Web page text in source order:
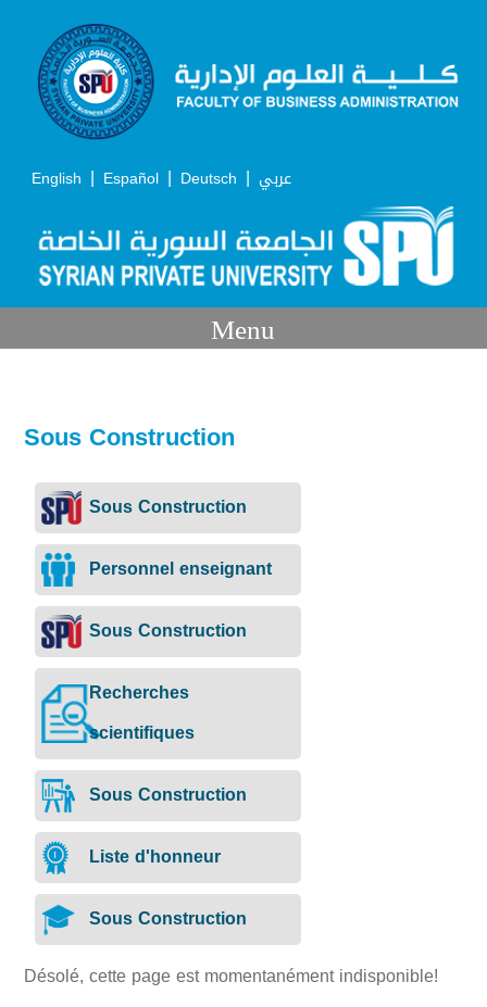
English | Español | Deutsch | عربي
Menu
Sous Construction
Sous Construction
Personnel enseignant
Sous Construction
Recherches
scientifiques
Sous Construction
Liste d'honneur
Sous Construction
Désolé, cette page est momentanément indisponible!